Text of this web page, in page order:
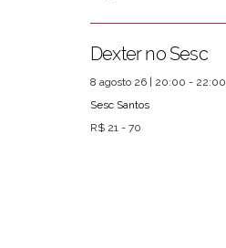
Dexter no Sesc
8 agosto 26 | 20:00 - 22:00
Sesc Santos
R$ 21 - 70